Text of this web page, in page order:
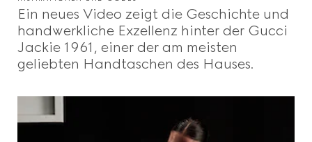
Ein neues Video zeigt die Geschichte und
handwerkliche Exzellenz hinter der Gucci
Jackie 1961, einer der am meisten
geliebten Handtaschen des Hauses.